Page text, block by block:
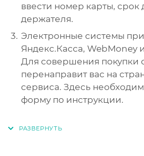
ввести номер карты, срок
держателя.
Электронные системы
Яндекс.Касса, WebMoney
Для совершения покупки
перенаправит вас на
сервиса. Здесь
форму по инструкции.